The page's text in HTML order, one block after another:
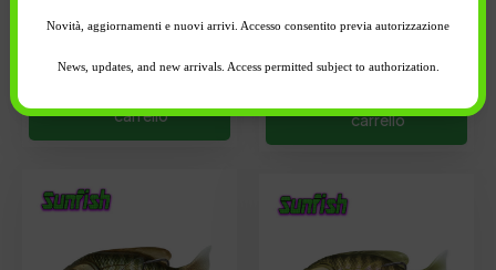
- +
carrello
- +
carrello
Novità, aggiornamenti e nuovi arrivi. Accesso consentito previa autorizzazione
News, updates, and new arrivals. Access permitted subject to authorization.